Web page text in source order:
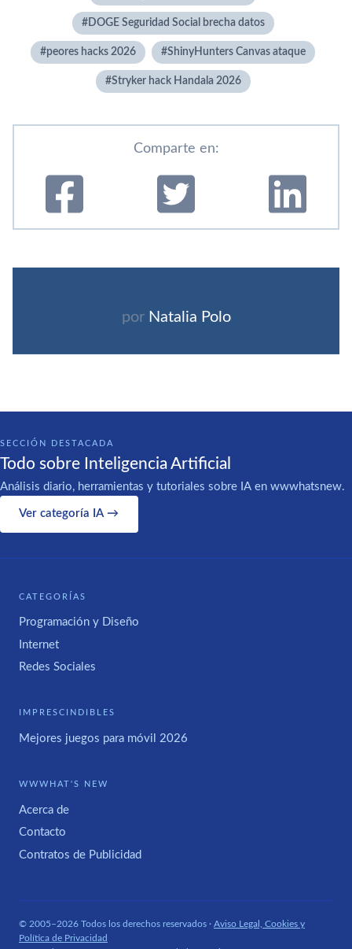
DOGE Seguridad Social brecha datos
peores hacks 2026 ShinyHunters Canvas ataque
Stryker hack Handala 2026
Comparte en:
por Natalia Polo
SECCIÓN DESTACADA
Todo sobre Inteligencia Artificial
Análisis diario, herramientas y tutoriales sobre IA en wwwhatsnew.
Ver categoría IA →
CATEGORÍAS
Programación y Diseño
Internet
Redes Sociales
IMPRESCINDIBLES
Mejores juegos para móvil 2026
WWWHAT'S NEW
Acerca de
Contacto
Contratos de Publicidad
© 2005–2026 Todos los derechos reservados · Aviso Legal, Cookies y
Política de Privacidad